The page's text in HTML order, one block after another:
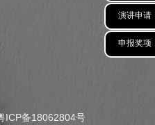
演讲申请
申报奖项
ICP备18062804号